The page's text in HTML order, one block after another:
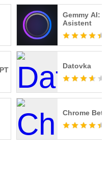
Gemmy AI:
Asistent
Datovka
Chrome Beta